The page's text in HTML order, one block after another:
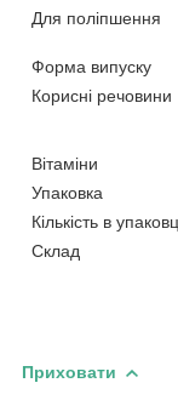
Для поліпшення
Форма випуску
Корисні речовини
Вітаміни
Упаковка
Кількість в
Склад
Приховати